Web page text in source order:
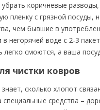
коричневые
пленку с грязной посуды,
чем бывшие в
в негорячей воде с 2-3
легко смоются, а ваша
чистки ковров
сколько хлопот
средства –